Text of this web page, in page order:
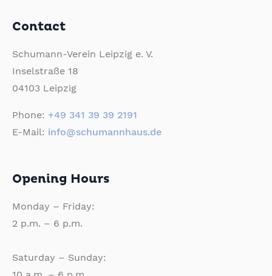
Contact
Schumann-Verein Leipzig e. V.
Inselstraße 18
04103 Leipzig
Phone: +49 341 39 39 2191
E-Mail: info@schumannhaus.de
Opening Hours
Monday – Friday:
2 p.m. – 6 p.m.
Saturday – Sunday: